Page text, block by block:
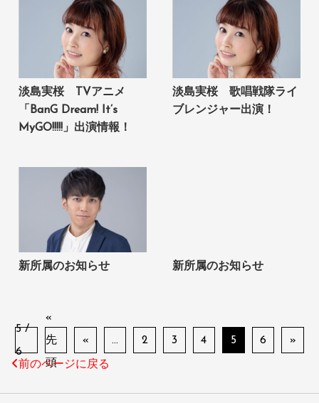
淡島実桜 TVアニメ
「BanG Dream! It’s
MyGO!!!!!」出演情報！
淡島実桜 歌唱戦隊ライ
ブレンジャー出演！
新所属のお知らせ 新所属のお知らせ
5 /
6
«
先
頭
« ... 2 3 4 5 6 »
前のページに戻る